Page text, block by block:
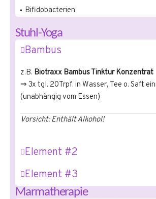
Bifidobacterien
Stuhl-Yoga
Bambus
z.B. Biotraxx Bambus Tinktur Konzentrat
⇒ 3x tgl. 20Trpf. in Wasser, Tee o. Saft
(unabhängig vom Essen)
Vorsicht: Enthält Alkohol!
Element #2
Element #3
Marmatherapie